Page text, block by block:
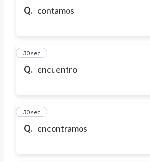
Q. contamos
Q. encuentro
5
30 sec
Q. encontramos
6
30 sec